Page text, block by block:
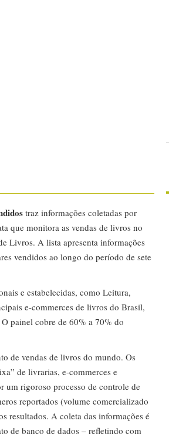
traz informações coletadas por
que monitora as vendas de livros no
Livros. A lista apresenta informações
vendidos ao longo do período de sete
e estabelecidas, como Leitura,
e-commerces de livros do Brasil,
painel cobre de 60% a 70% do
de vendas de livros do mundo. Os
de livrarias, e-commerces e
um rigoroso processo de controle de
reportados (volume comercializado
resultados. A coleta das informações é
de banco de dados – refletindo com